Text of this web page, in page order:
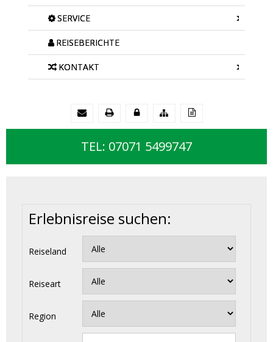
SERVICE
REISEBERICHTE
KONTAKT
TEL: 07071 5499747
Erlebnisreise suchen:
Reiseland
Reiseart
Region